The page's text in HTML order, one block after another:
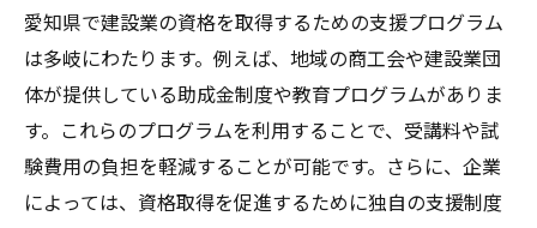
愛知県で建設業の資格を取得するための支援プログラム
は多岐にわたります。例えば、地域の商工会や建設業団
体が提供している助成金制度や教育プログラムがありま
す。これらのプログラムを利用することで、受講料や試
験費用の負担を軽減することが可能です。さらに、企業
によっては、資格取得を促進するために独自の支援制度